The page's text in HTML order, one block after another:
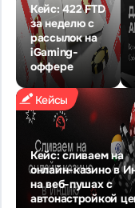
Кейc: 422 FTD
за неделю с
рассылок на
iGaming-
оффере
Кейсы
Кейс: сливаем на
онлайн-казино в
на веб-пушах с
автонастройкой